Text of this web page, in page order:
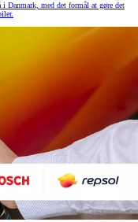
i Danmark, med det formål at gøre det